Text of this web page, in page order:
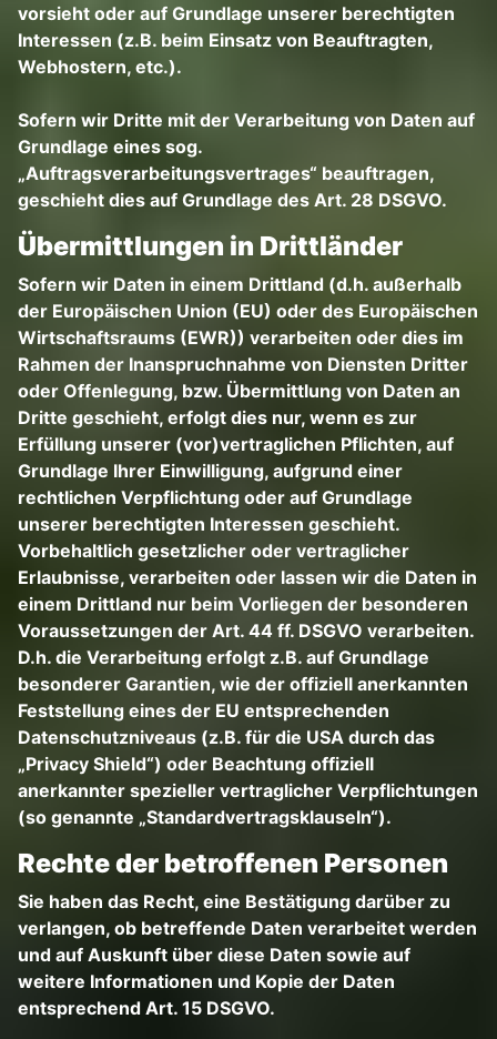
vorsieht oder auf Grundlage unserer berechtigten
Interessen (z.B. beim Einsatz von Beauftragten,
Webhostern, etc.).
Sofern wir Dritte mit der Verarbeitung von Daten auf
Grundlage eines sog.
„Auftragsverarbeitungsvertrages“ beauftragen,
geschieht dies auf Grundlage des Art. 28 DSGVO.
Übermittlungen in Drittländer
Sofern wir Daten in einem Drittland (d.h. außerhalb
der Europäischen Union (EU) oder des Europäischen
Wirtschaftsraums (EWR)) verarbeiten oder dies im
Rahmen der Inanspruchnahme von Diensten Dritter
oder Offenlegung, bzw. Übermittlung von Daten an
Dritte geschieht, erfolgt dies nur, wenn es zur
Erfüllung unserer (vor)vertraglichen Pflichten, auf
Grundlage Ihrer Einwilligung, aufgrund einer
rechtlichen Verpflichtung oder auf Grundlage
unserer berechtigten Interessen geschieht.
Vorbehaltlich gesetzlicher oder vertraglicher
Erlaubnisse, verarbeiten oder lassen wir die Daten in
einem Drittland nur beim Vorliegen der besonderen
Voraussetzungen der Art. 44 ff. DSGVO verarbeiten.
D.h. die Verarbeitung erfolgt z.B. auf Grundlage
besonderer Garantien, wie der offiziell anerkannten
Feststellung eines der EU entsprechenden
Datenschutzniveaus (z.B. für die USA durch das
„Privacy Shield“) oder Beachtung offiziell
anerkannter spezieller vertraglicher Verpflichtungen
(so genannte „Standardvertragsklauseln“).
Rechte der betroffenen Personen
Sie haben das Recht, eine Bestätigung darüber zu
verlangen, ob betreffende Daten verarbeitet werden
und auf Auskunft über diese Daten sowie auf
weitere Informationen und Kopie der Daten
entsprechend Art. 15 DSGVO.